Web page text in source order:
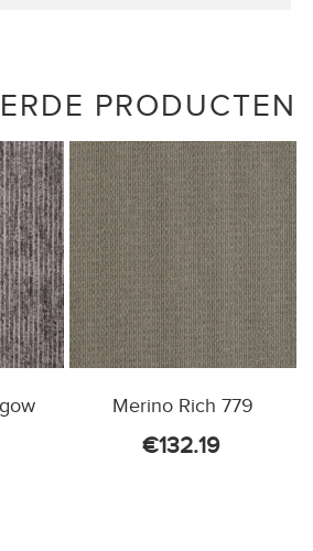
PRODUCTEN
Merino Rich 779
€132.19